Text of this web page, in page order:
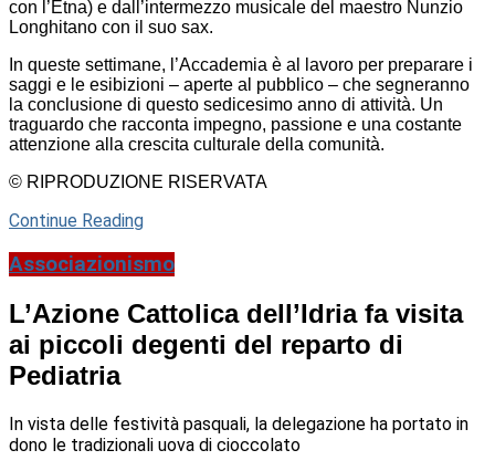
con l’Etna) e dall’intermezzo musicale del maestro Nunzio
Longhitano con il suo sax.
In queste settimane, l’Accademia è al lavoro per preparare i
saggi e le esibizioni – aperte al pubblico – che segneranno
la conclusione di questo sedicesimo anno di attività. Un
traguardo che racconta impegno, passione e una costante
attenzione alla crescita culturale della comunità.
© RIPRODUZIONE RISERVATA
Continue Reading
Associazionismo
L’Azione Cattolica dell’Idria fa visita
ai piccoli degenti del reparto di
Pediatria
In vista delle festività pasquali, la delegazione ha portato in
dono le tradizionali uova di cioccolato